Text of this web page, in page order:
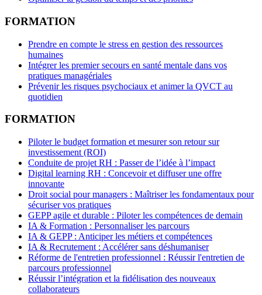
FORMATION
Prendre en compte le stress en gestion des ressources
humaines
Intégrer les premier secours en santé mentale dans vos
pratiques managériales
Prévenir les risques psychociaux et animer la QVCT au
quotidien
FORMATION
Piloter le budget formation et mesurer son retour sur
investissement (ROI)
Conduite de projet RH : Passer de l’idée à l’impact
Digital learning RH : Concevoir et diffuser une offre
innovante
Droit social pour managers : Maîtriser les fondamentaux pour
sécuriser vos pratiques
GEPP agile et durable : Piloter les compétences de demain
IA & Formation : Personnaliser les parcours
IA & GEPP : Anticiper les métiers et compétences
IA & Recrutement : Accélérer sans déshumaniser
Réforme de l'entretien professionnel : Réussir l'entretien de
parcours professionnel
Réussir l’intégration et la fidélisation des nouveaux
collaborateurs